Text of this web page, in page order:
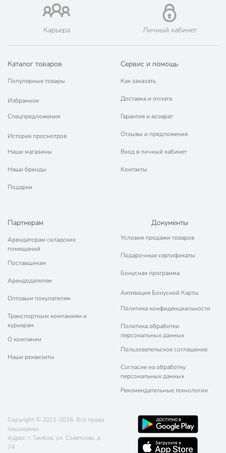
Карьера Личный кабинет
Каталог товаров
Популярные товары
Избранное
Спецпредложения
История просмотров
Наши магазины
Наши бренды
Подарки
Сервис и помощь
Как заказать
Доставка и оплата
Гарантия и возврат
Отзывы и предложения
Вход в личный кабинет
Контакты
Партнерам
Арендаторам складских
помещений
Поставщикам
Арендодателям
Оптовым покупателям
Транспортным компаниям и
курьерам
О компании
Наши реквизиты
Документы
Условия продажи товаров
Подарочные сертификаты
Бонусная программа
Активация Бонусной Карты
Политика конфиденциальности
Политика обработки
персональных данных
Пользовательское соглашение
Согласие на обработку
персональных данных
Рекомендательные технологии
Copyright © 2011-2026. Все права
защищены.
Адрес: г. Тамбов, ул. Советская, д.
74